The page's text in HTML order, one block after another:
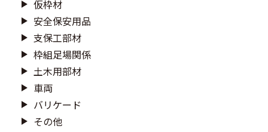
仮枠材
安全保安用品
支保工部材
枠組足場関係
土木用部材
車両
バリケード
その他